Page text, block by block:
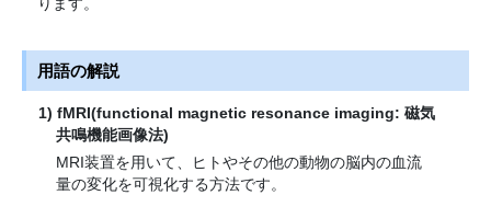
ります。
用語の解説
fMRI(functional magnetic resonance imaging: 磁気
共鳴機能画像法)
MRI装置を用いて、ヒトやその他の動物の脳内の血流
量の変化を可視化する方法です。